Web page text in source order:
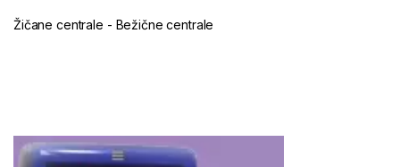
Žičane centrale - Bežične centrale